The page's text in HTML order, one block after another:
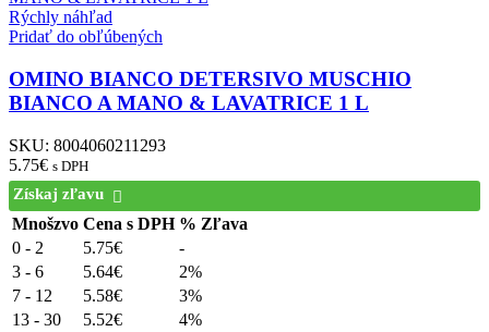
Rýchly náhľad
Pridať do obľúbených
OMINO BIANCO DETERSIVO MUSCHIO
BIANCO A MANO & LAVATRICE 1 L
SKU: 8004060211293
5.75€ s DPH
Získaj zľavu
Mnošzvo Cena s DPH % Zľava
0 - 2
5.75€
-
3 - 6
5.64€
2%
7 - 12
5.58€
3%
13 - 30
5.52€
4%